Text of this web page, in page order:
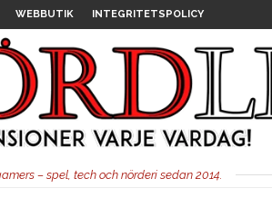
WEBBUTIK INTEGRITETSPOLICY
– spel, tech och nörderi sedan 2014.